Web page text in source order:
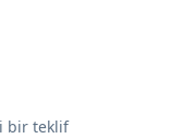
bir teklif